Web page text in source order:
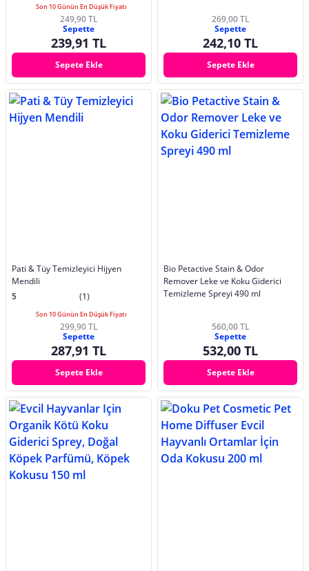
Son 10 Günün En Düşük Fiyatı
249,90 TL
Sepette
239,91 TL
Sepete Ekle
269,00 TL
Sepette
242,10 TL
Sepete Ekle
Pati & Tüy Temizleyici Hijyen
Mendili
5
(1)
Son 10 Günün En Düşük Fiyatı
299,90 TL
Sepette
287,91 TL
Sepete Ekle
Bio Petactive Stain & Odor
Remover Leke ve Koku Giderici
Temizleme Spreyi 490 ml
560,00 TL
Sepette
532,00 TL
Sepete Ekle